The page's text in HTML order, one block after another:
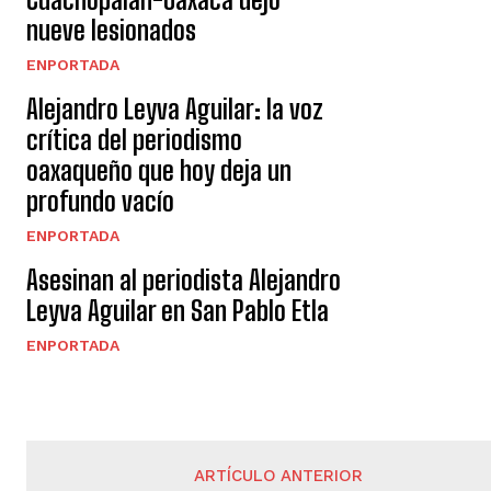
nueve lesionados
ENPORTADA
Alejandro Leyva Aguilar: la voz
crítica del periodismo
oaxaqueño que hoy deja un
profundo vacío
ENPORTADA
Asesinan al periodista Alejandro
Leyva Aguilar en San Pablo Etla
ENPORTADA
ARTÍCULO ANTERIOR